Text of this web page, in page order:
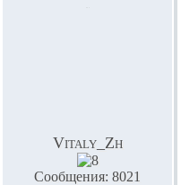
Vitaly_Zh
Сообщения: 8021